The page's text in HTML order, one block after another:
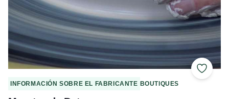
Añadir
INFORMACIÓN SOBRE EL FABRICANTE BOUTIQUES